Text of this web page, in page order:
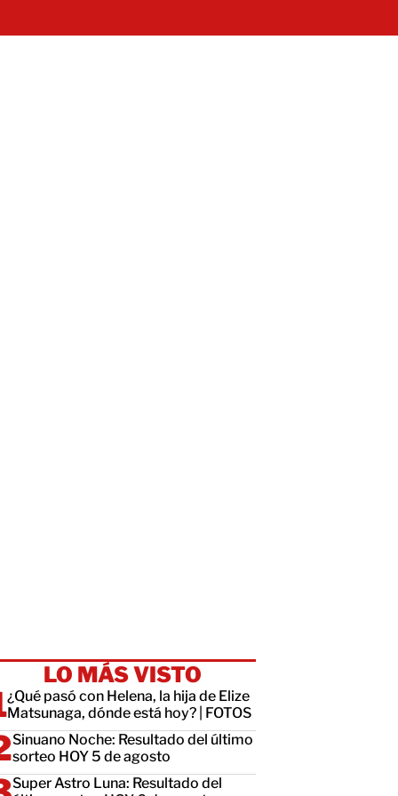
LO MÁS VISTO
¿Qué pasó con Helena, la hija de Elize
Matsunaga, dónde está hoy? | FOTOS
Sinuano Noche: Resultado del último
sorteo HOY 5 de agosto
Super Astro Luna: Resultado del